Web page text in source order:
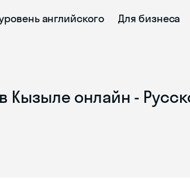
английского Для бизнеса
Кызыле онлайн -